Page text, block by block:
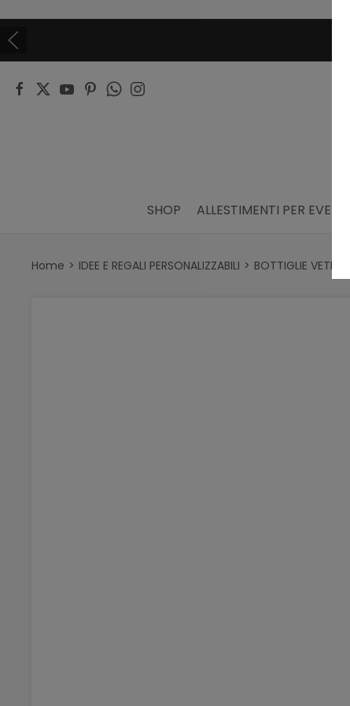
SHOP ALLESTIMENTI PER EVENTI
Home IDEE E REGALI PERSONALIZZABILI BOTTIGLIE VETRO